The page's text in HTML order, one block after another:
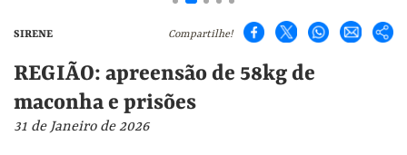
SIRENE Compartilhe!
REGIÃO: apreensão de 58kg de
maconha e prisões
31 de Janeiro de 2026